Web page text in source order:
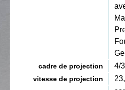
cadre de projection 4/
vitesse de projection